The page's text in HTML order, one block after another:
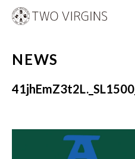
NEWS
41jhEmZ3t2L._SL1500_